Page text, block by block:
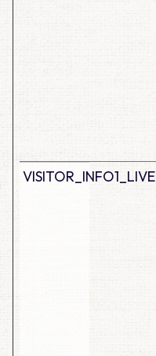
VISITOR_INFO1_LIVE